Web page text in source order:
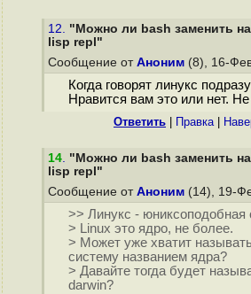
12. "Можно ли bash заменить
lisp repl"
Сообщение от Аноним (8), 16-
Когда говорят линукс
Нравится вам это или нет.
Ответить Правка|
14. "Можно ли bash заменить
lisp repl"
Сообщение от Аноним (14), 19-
>> Линукс - юниксоподобная
> Linux это ядро, не более.
> Может уже хватит
систему названием ядра?
> Давайте тогда будет
darwin?